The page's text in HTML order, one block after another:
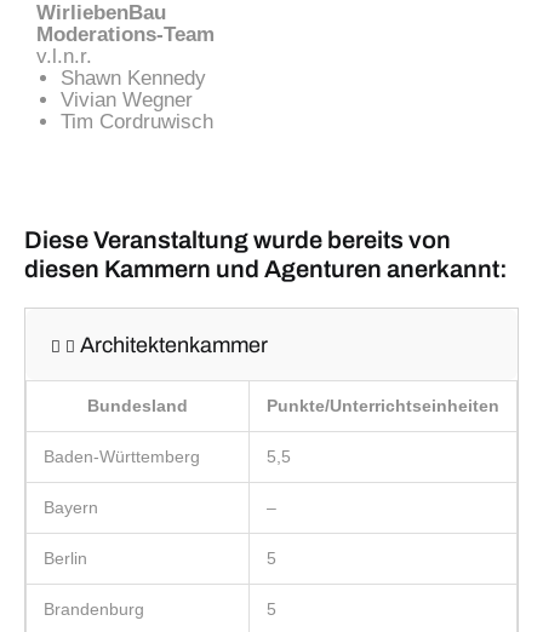
WirliebenBau
Moderations-Team
v.l.n.r.
Shawn Kennedy
Vivian Wegner
Tim Cordruwisch
Diese Veranstaltung wurde bereits von
diesen Kammern und Agenturen anerkannt:
Architektenkammer
Bundesland Punkte/Unterrichtseinheiten
Baden-Württemberg 5,5
Bayern –
Berlin 5
Brandenburg 5